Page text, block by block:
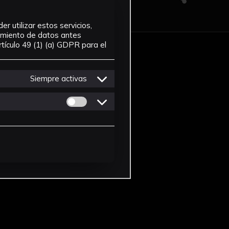
utilizar estos servicios,
de datos antes
49 (1) (a) GDPR para el
Siempre activas
Permitir cookies de Personalizacion